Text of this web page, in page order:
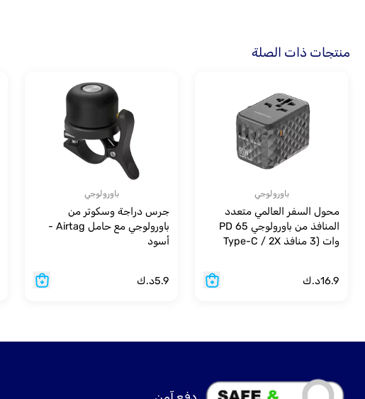
منتجات ذات الصلة
باورولوجي
محول السفر العالمي متعدد
المنافذ من باورولوجي PD 65
وات (3 منافذ Type-C / 2X
16.9د.ك
باورولوجي
جرس دراجة وسكوتر من
باورولوجي مع حامل Airtag -
أسود
5.9د.ك